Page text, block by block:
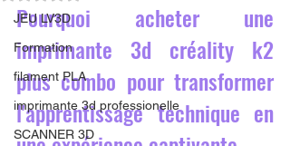
JEU LV3D
Formation
filament PLA
imprimante 3d professionelle
SCANNER 3D
Pourquoi acheter une
imprimante 3d créality k2
plus combo pour transformer
l'apprentissage technique en